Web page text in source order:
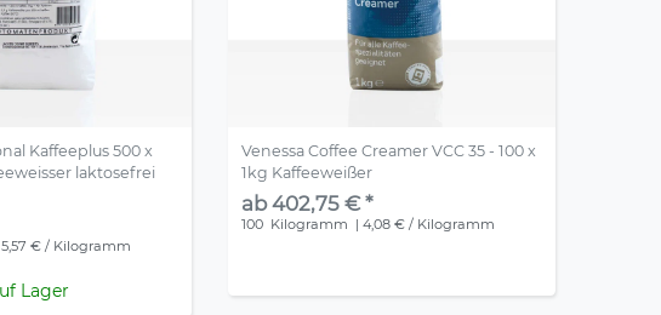
Kaffeeplus 500 x
laktosefrei
5,57 € / Kilogramm
Lager
Venessa Coffee Creamer VCC 35 - 100 x
1kg Kaffeeweißer
ab 402,75 € *
100 Kilogramm | 4,08 € / Kilogramm